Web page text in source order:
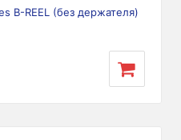
B-REEL (без держателя)